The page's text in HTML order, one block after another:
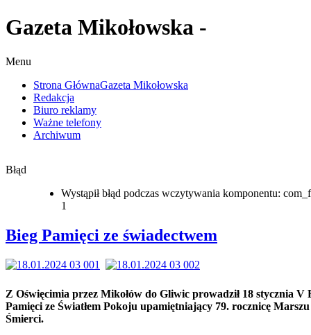
Gazeta Mikołowska -
Menu
Strona GłównaGazeta Mikołowska
Redakcja
Biuro reklamy
Ważne telefony
Archiwum
Błąd
Wystąpił błąd podczas wczytywania komponentu:
1
Bieg Pamięci ze świadectwem
Z Oświęcimia przez Mikołów do Gliwic prowadził 18 stycznia V
Pamięci ze Światłem Pokoju upamiętniający 79. rocznicę Marszu
Śmierci.